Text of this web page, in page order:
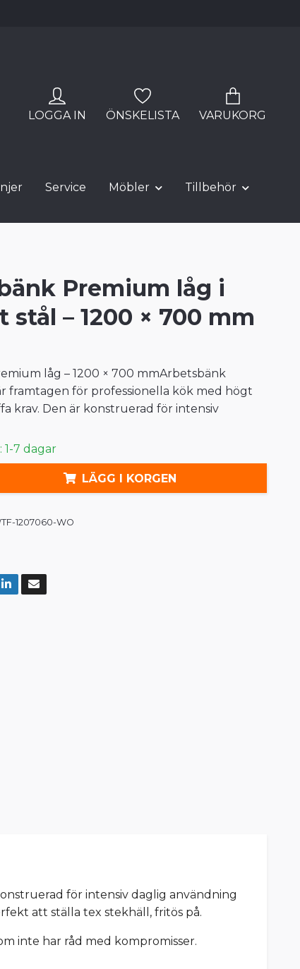
LOGGA IN ÖNSKELISTA VARUKORG
Service Möbler
Tillbehör
Premium låg i
– 1200 × 700 mm
låg – 1200 × 700 mmArbetsbänk
framtagen för professionella kök med högt
krav. Den är konstruerad för intensiv
1-7 dagar
LÄGG I KORGEN
1207060-WO
för intensiv daglig användning
att ställa tex stekhäll, fritös på.
inte har råd med kompromisser.